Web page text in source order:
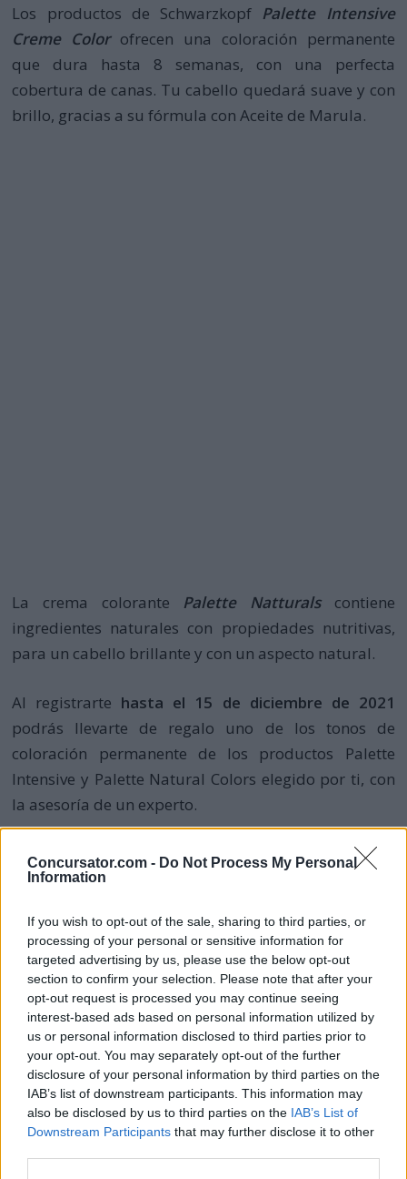
Concursator.com - Do Not Process My Personal
Information
If you wish to opt-out of the sale, sharing to third parties, or
processing of your personal or sensitive information for
targeted advertising by us, please use the below opt-out
section to confirm your selection. Please note that after your
opt-out request is processed you may continue seeing
interest-based ads based on personal information utilized by
us or personal information disclosed to third parties prior to
your opt-out. You may separately opt-out of the further
disclosure of your personal information by third parties on the
IAB’s list of downstream participants. This information may
also be disclosed by us to third parties on the IAB’s List of
Downstream Participants that may further disclose it to other
Los productos de Schwarzkopf Palette Intensive
Creme Colorofrecen una coloración permanente
que dura hasta 8 semanas, con una perfecta
cobertura de canas. Tu cabello quedará suave y con
brillo, gracias a su fórmula con Aceite de Marula.
La crema colorante Palette Natturalscontiene
ingredientes naturales con propiedades nutritivas,
para un cabello brillante y con un aspecto natural.
Al registrarte hasta el 15 de diciembre de 2021
podrás llevarte de regalo uno de los tonos de
coloración permanente de los productos Palette
Intensive y Palette Natural Colors elegido por ti, con
la asesoría de un experto.
¿Que debes hacer para obtener tu
muestra gratis?
Rellena el formulario de registro en lapágina tu
tono palette ideal.
Responde unas sencillas preguntas del asesor
de coloración de Schawrzkopf .
Selecciona uno de los tonos de color Palette
recomendados, que sea de tu gusto.
Comparte el link de la promoción con tres
amigos, invitándolos a registrarseen este
enlace